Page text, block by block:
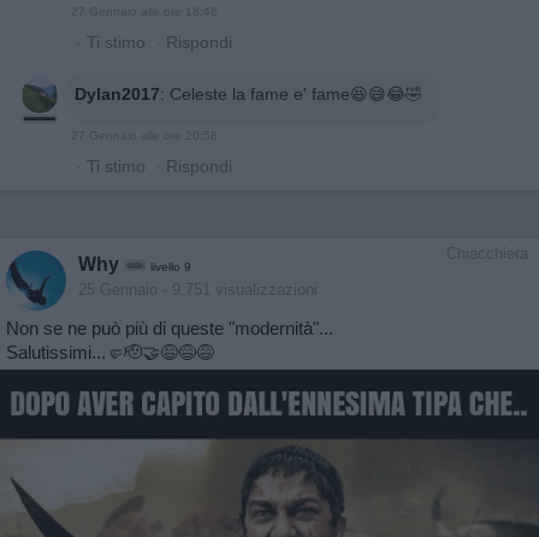
27 Gennaio alle ore 18:46
· Ti stimo · Rispondi
Dylan2017: Celeste la fame e' fame😆😅😂🤣
27 Gennaio alle ore 20:58
· Ti stimo · Rispondi
Chiacchiera
Why livello 9
25 Gennaio - 9.751 visualizzazioni
Non se ne può più di queste "modernità"...
Salutissimi...🤛🫡🤝😅😅😅